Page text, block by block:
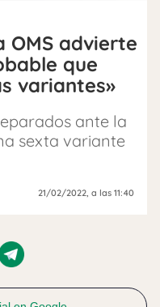
OMS advierte
que
variantes»
ante la
sexta variante
21/02/2022 , a las 11:40